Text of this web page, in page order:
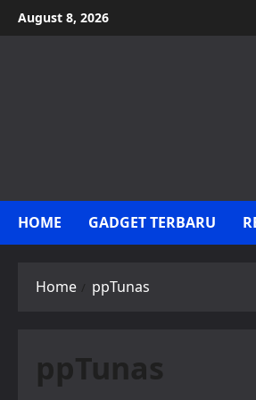
Skip
to
August 8, 2026
HOME GADGET TERBARU
Home ppTunas
ppTunas